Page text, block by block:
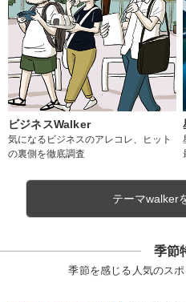
ビジネスWalker
気になるビジネスのアレコレ、ヒット
の裏側を徹底調査
テーマwalker
季節
季節を感じる人気のス